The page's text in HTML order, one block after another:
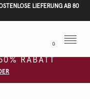
LIEFERUNG AB 80
0
Menu
RABATT